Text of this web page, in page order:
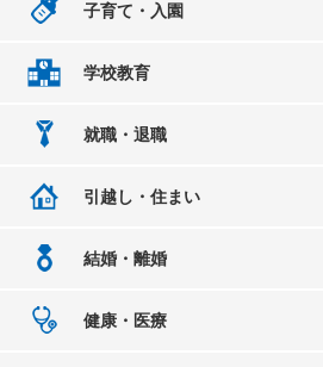
子育て・入園
学校教育
就職・退職
引越し・住まい
結婚・離婚
健康・医療